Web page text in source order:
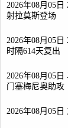
2026年08月05
射拉莫斯登场
2026年08月05
时隔614天复出
2026年08月05
门塞梅尼奥助攻
2026年08月05